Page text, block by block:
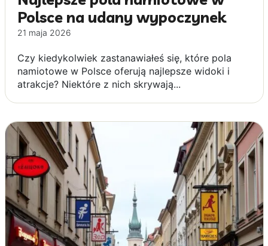
Polsce na udany wypoczynek
21 maja 2026
Czy kiedykolwiek zastanawiałeś się, które pola
namiotowe w Polsce oferują najlepsze widoki i
atrakcje? Niektóre z nich skrywają...